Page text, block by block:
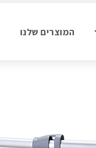
המוצרים שלנו